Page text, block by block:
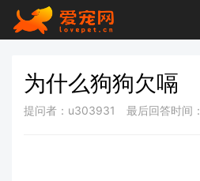
为什么狗狗欠嗝
提问者：u303931 最后回答时间